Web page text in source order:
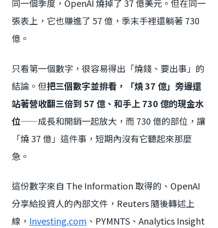
同一個季度，OpenAI 燒掉了 37 億美元。但在同一
張表上，它也賺進了 57 億，季末手裡還躺著 730
億。
只看第一個數字，很容易得出「燒錢、要出事」的
結論。但把三個數字並排看，「燒 37 億」旁邊還
站著營收翻三倍到 57 億、和手上 730 億的現金水
位——成長和開銷一起放大，而 730 億的部位，讓
「燒 37 億」這件事，短期內沒有它聽起來那麼
急。
這份數字來自 The Information 取得的、OpenAI
分享給投資人的內部文件，Reuters 隨後轉述上
線， Investing.com 、PYMNTS、Analytics Insight